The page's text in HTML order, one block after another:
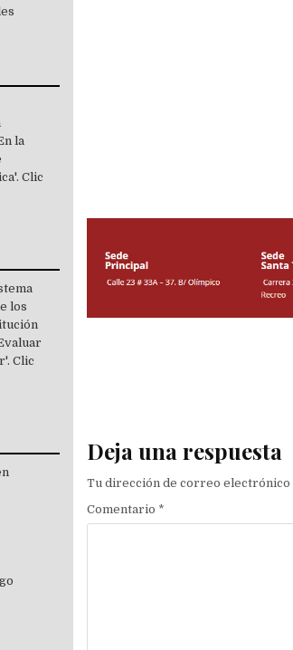
Deja una respuesta
Tu dirección de correo electrónico
Comentario *